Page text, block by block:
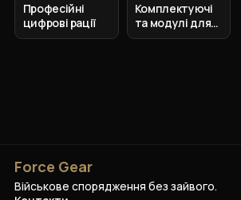
Професійні
цифрові рації
Комплектуючі
та модулі для
зброї
Force Gear
Військове спорядження без зайвого.